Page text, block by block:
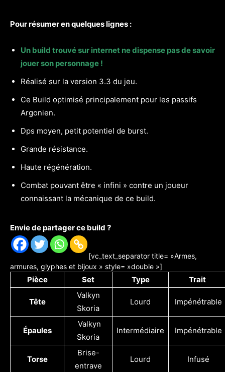
Pour résumer en quelques lignes :
Un build trouvé sur internet ne dispense pas de savoir
jouer son personnage !
Réalisé sur la version 3.3 du jeu.
Ce Build optimisé principalement pour les passifs
Argonien.
Dps moyen, petit potentiel de burst.
Grande résistance.
Haute régénération.
Combat pouvant être « infini » contre un joueur
connaissant la mécanique de ce build.
Envie de partager ce build ?
[vc_text_separator title= »Armes,
armures, glyphes et bijoux » style= »double »]
Pièce Set Type Trait
Tête
Valkyn
Skoria
Lourd Impénétrable
Épaules
Valkyn
Skoria
Intermédiaire Impénétrable
Torse
Brise-
entrave
Lourd Infusé